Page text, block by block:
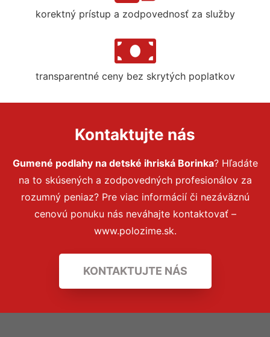
korektný prístup a zodpovednosť za služby
transparentné ceny bez skrytých poplatkov
Kontaktujte nás
Gumené podlahy na detské ihriská Borinka? Hľadáte
na to skúsených a zodpovedných profesionálov za
rozumný peniaz? Pre viac informácií či nezáväznú
cenovú ponuku nás neváhajte kontaktovať –
www.polozime.sk.
KONTAKTUJTE NÁS